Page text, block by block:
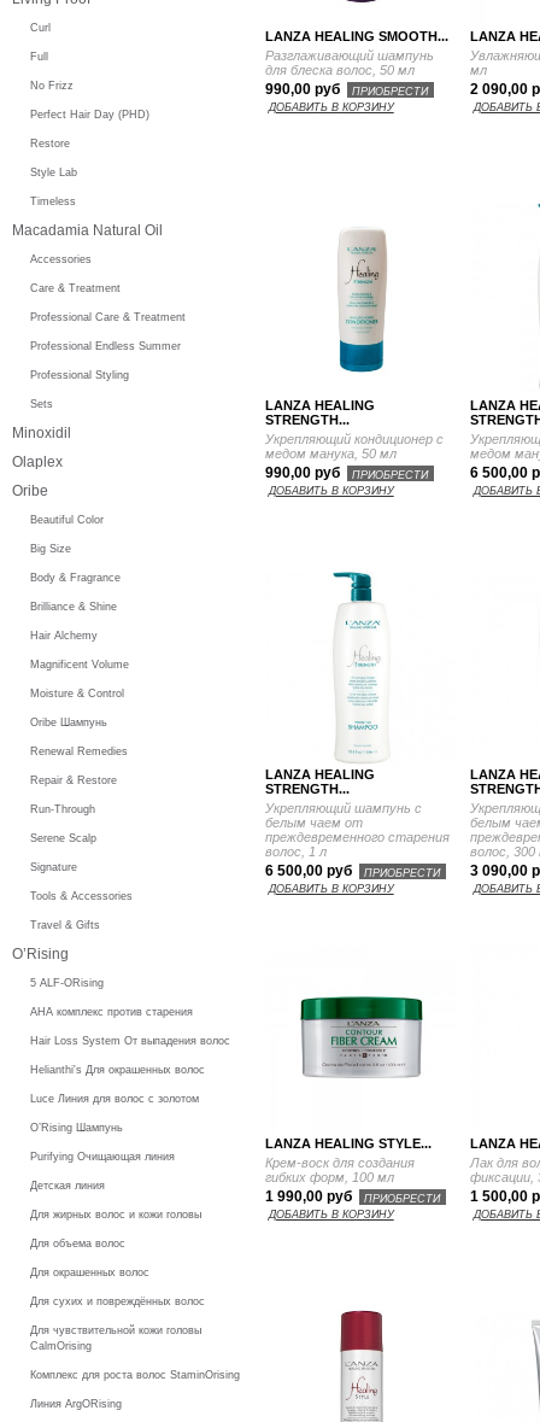
LANZA HEALING SMOOTH...
Разглаживающий шампунь
для блеска волос, 50 мл
990,00 руб
ПРИОБРЕСТИ
ДОБАВИТЬ В КОРЗИНУ
LANZA
мл
2 090,00
ДОБАВИТЬ
LANZA HEALING
STRENGTH...
Укрепляющий кондиционер с
медом манука, 50 мл
990,00 руб
ПРИОБРЕСТИ
ДОБАВИТЬ В КОРЗИНУ
LANZA
медом
6 500,00
ДОБАВИТЬ
LANZA HEALING
STRENGTH...
Укрепляющий шампунь с
белым чаем от
преждевременного старения
волос, 1 л
6 500,00 руб
ПРИОБРЕСТИ
ДОБАВИТЬ В КОРЗИНУ
LANZA
белым
волос, 300
3 090,00
ДОБАВИТЬ
LANZA HEALING STYLE...
Крем-воск для создания
гибких форм, 100 мл
1 990,00 руб
ПРИОБРЕСТИ
ДОБАВИТЬ В КОРЗИНУ
LANZA
Лак для
фиксации,
1 500,00
ДОБАВИТЬ
Curl
Full
No Frizz
Perfect Hair Day (PHD)
Restore
Style Lab
Timeless
Macadamia Natural Oil
Accessories
Care & Treatment
Professional Care & Treatment
Professional Endless Summer
Professional Styling
Sets
Minoxidil
Olaplex
Oribe
Beautiful Color
Big Size
Body & Fragrance
Brilliance & Shine
Hair Alchemy
Magnificent Volume
Moisture & Control
Oribe Шампунь
Renewal Remedies
Repair & Restore
Run-Through
Serene Scalp
Signature
Tools & Accessories
Travel & Gifts
O’Rising
5 ALF-ORising
AHA комплекс против старения
Hair Loss System От выпадения волос
Helianthi's Для окрашенных волос
Luce Линия для волос с золотом
O’Rising Шампунь
Purifying Очищающая линия
Детская линия
Для жирных волос и кожи головы
Для объема волос
Для окрашенных волос
Для сухих и повреждённых волос
Для чувствительной кожи головы
CalmOrising
Комплекс для роста волос StaminOrising
Линия ArgORising